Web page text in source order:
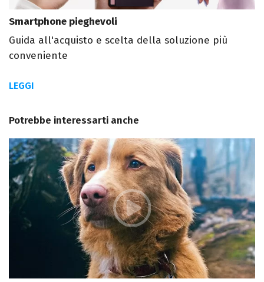
Smartphone pieghevoli
Guida all'acquisto e scelta della soluzione più
conveniente
LEGGI
Potrebbe interessarti anche